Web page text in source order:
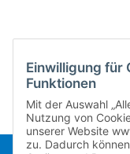
Video nicht
Einwilligung für
Funktionen
Mit der Auswahl
Nutzung von
unserer Website
zu. Dadurch